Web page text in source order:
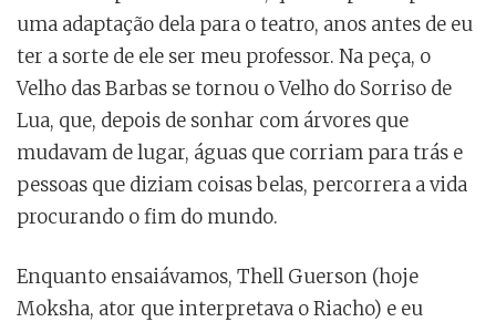
uma adaptação dela para o teatro, anos antes de eu
ter a sorte de ele ser meu professor. Na peça, o
Velho das Barbas se tornou o Velho do Sorriso de
Lua, que, depois de sonhar com árvores que
mudavam de lugar, águas que corriam para trás e
pessoas que diziam coisas belas, percorrera a vida
procurando o fim do mundo.
Enquanto ensaiávamos, Thell Guerson (hoje
Moksha, ator que interpretava o Riacho) e eu